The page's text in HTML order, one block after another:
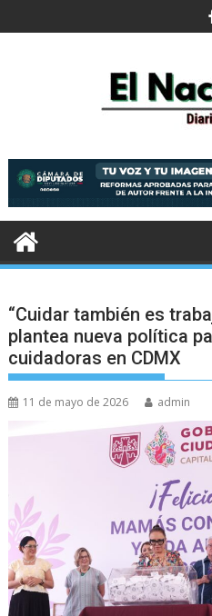
al
“Cuidar también es
plantea nueva política
cuidadoras en CDMX
11 de mayo de 2026 admin